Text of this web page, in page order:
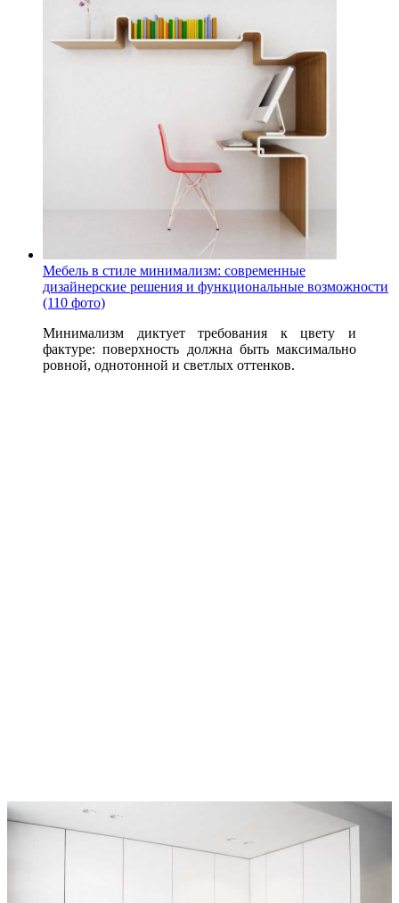
Мебель в стиле минимализм: современные
дизайнерские решения и функциональные возможности
(110 фото)
Минимализм диктует требования к цвету и
фактуре: поверхность должна быть максимально
ровной, однотонной и светлых оттенков.